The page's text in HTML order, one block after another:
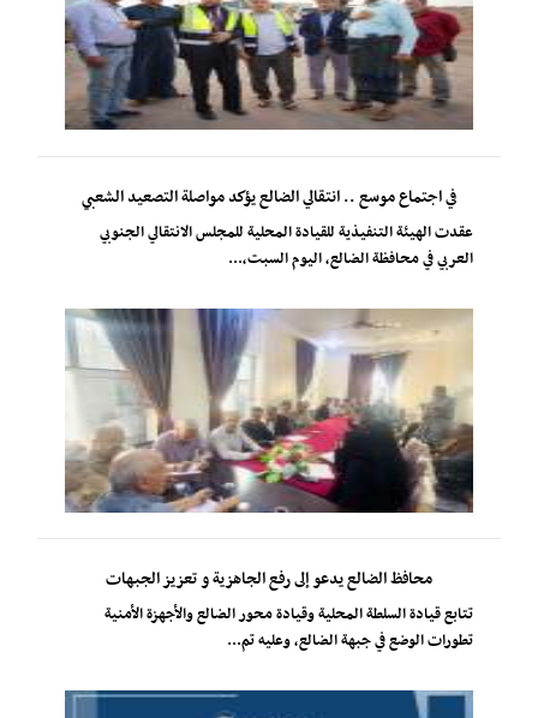
في اجتماع موسع .. انتقالي الضالع يؤكد مواصلة التصعيد الشعبي
عقدت الهيئة التنفيذية للقيادة المحلية للمجلس الانتقالي الجنوبي
العربي في محافظة الضالع، اليوم السبت،...
محافظ الضالع يدعو إلى رفع الجاهزية و تعزيز الجبهات
تتابع قيادة السلطة المحلية وقيادة محور الضالع والأجهزة الأمنية
تطورات الوضع في جبهة الضالع، وعليه تم...